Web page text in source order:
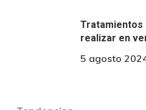
Tratamientos
realizar en
5 agosto